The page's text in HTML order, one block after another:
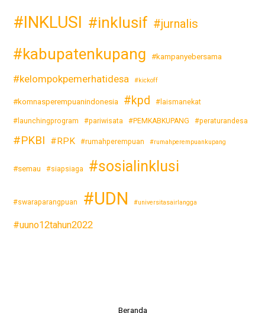
#INKLUSI #inklusif #jurnalis
#kabupatenkupang #kampanyebersama
#kelompokpemerhatidesa #kickoff
#komnasperempuanindonesia #kpd #laismanekat
#launchingprogram #pariwisata #PEMKABKUPANG #peraturandesa
#PKBI #RPK #rumahperempuan #rumahperempuankupang
#semau #siapsiaga #sosialinklusi
#swaraparangpuan #UDN #universitasairlangga
#uuno12tahun2022
Beranda